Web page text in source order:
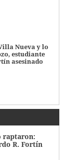
Nueva y lo
estudiante
asesinado
raptaron:
R. Fortín